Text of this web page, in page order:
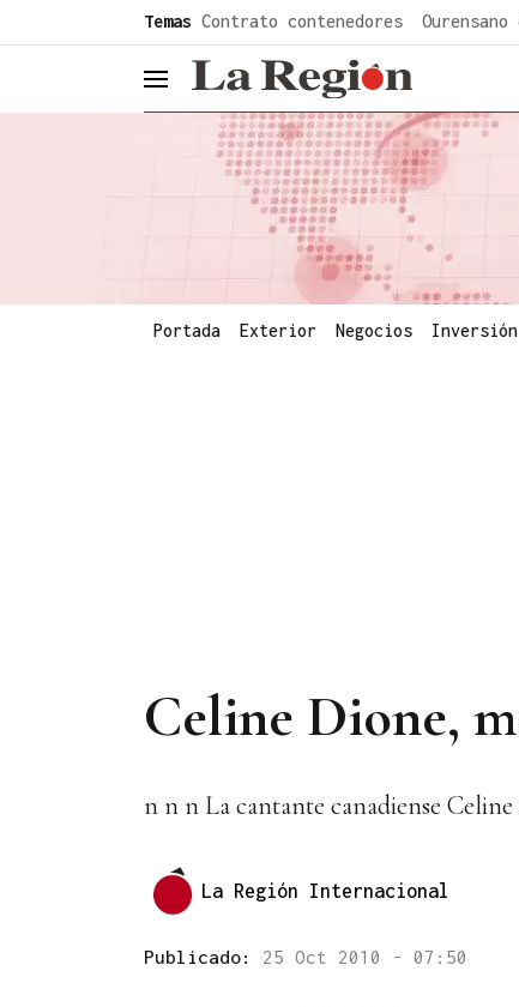
Temas Contrato contenedores
header.menu.open
Portada Exterior Negocios Inversión
Celine Dione,
n n n La cantante canadiense
La Región Internacional
Publicado: 25 Oct 2010 - 07:50